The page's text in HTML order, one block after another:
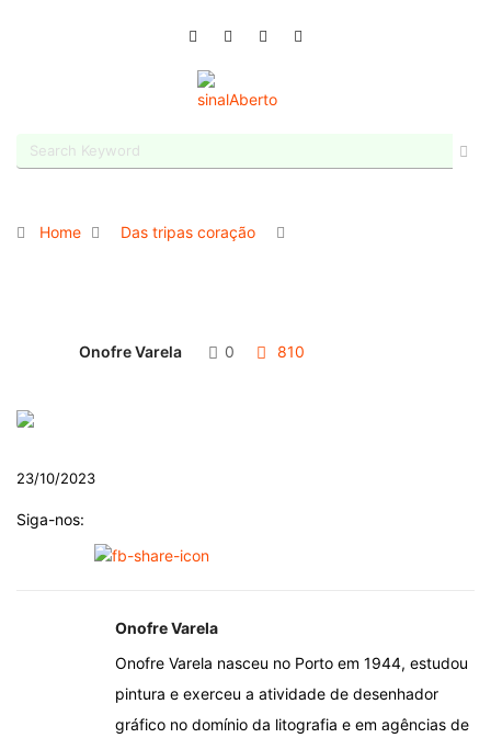
Home Das tripas coração
Onofre Varela 0 810
23/10/2023
Siga-nos:
Onofre Varela
Onofre Varela nasceu no Porto em 1944, estudou
pintura e exerceu a atividade de desenhador
gráfico no domínio da litografia e em agências de